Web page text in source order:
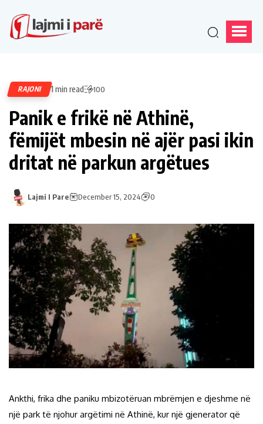
RAJONI 1 min read 100
Panik e frikë në Athinë,
fëmijët mbesin në ajër pasi ikin
dritat në parkun argëtues
Lajmi I Pare December 15, 2024 0
Ankthi, frika dhe paniku mbizotëruan mbrëmjen e djeshme në
një park të njohur argëtimi në Athinë, kur një gjenerator që